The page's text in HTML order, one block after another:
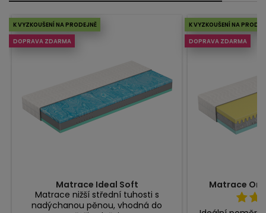
K VYZKOUŠENÍ NA PRODEJNĚ
DOPRAVA ZDARMA
Matrace Ideal Soft
Matrace nižší střední tuhosti s
nadýchanou pěnou, vhodná do
K VYZKOUŠENÍ NA
DOPRAVA ZDARMA
Matrace